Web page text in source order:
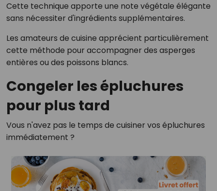
Cette technique apporte une note végétale élégante
sans nécessiter d'ingrédients supplémentaires.
Les amateurs de cuisine apprécient particulièrement
cette méthode pour accompagner des asperges
entières ou des poissons blancs.
Congeler les épluchures
pour plus tard
Vous n'avez pas le temps de cuisiner vos épluchures
immédiatement ?